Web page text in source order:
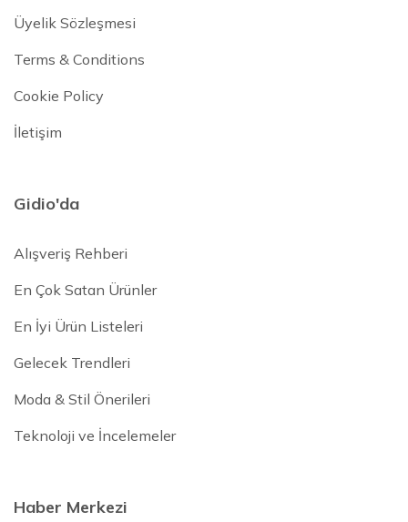
Üyelik Sözleşmesi
Terms & Conditions
Cookie Policy
İletişim
Gidio'da
Alışveriş Rehberi
En Çok Satan Ürünler
En İyi Ürün Listeleri
Gelecek Trendleri
Moda & Stil Önerileri
Teknoloji ve İncelemeler
Haber Merkezi